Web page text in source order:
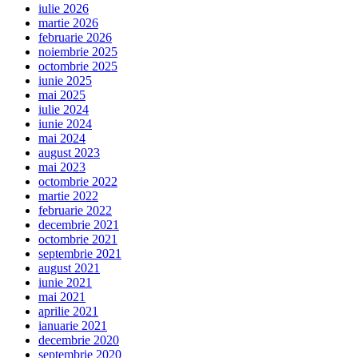
iulie 2026
martie 2026
februarie 2026
noiembrie 2025
octombrie 2025
iunie 2025
mai 2025
iulie 2024
iunie 2024
mai 2024
august 2023
mai 2023
octombrie 2022
martie 2022
februarie 2022
decembrie 2021
octombrie 2021
septembrie 2021
august 2021
iunie 2021
mai 2021
aprilie 2021
ianuarie 2021
decembrie 2020
septembrie 2020